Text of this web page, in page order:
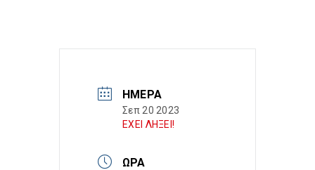
ΗΜΈΡΑ
Σεπ 20 2023
ΕΧΕΙ ΛΗΞΕΙ!
ΏΡΑ